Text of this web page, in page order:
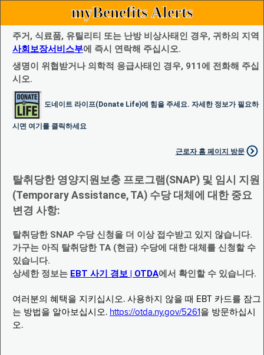
myBenefits Alerts
주거, 식료품, 유틸리티 또는 난방 비상사태인 경우, 귀하의 지역
사회보장서비스부에 즉시 연락해 주십시오.
생명이 위협받거나 의학적 응급사태인 경우, 911에 전화해 주십
시오.
도네이트 라이프(Donate Life)에 힘을 주세요. 자세한 정보가 필요하
시면 여기를 클릭하세요
근로자 홈 페이지 방문
탈취당한 영양지원보충 프로그램(SNAP) 및 임시 지원
(Temporary Assistance, TA) 수당 대체에 대한 중요
변경 사항:
탈취당한 SNAP 수당 신청을 더 이상 접수받고 있지 않습니다.
가구는 아직 탈취당한 TA (현금) 수당에 대한 대체를 신청할 수
있습니다.
상세한 정보는 EBT 사기 경보 | OTDA에서 확인할 수 있습니다.
여러분의 혜택을 지키십시오. 사용하지 않을 때 EBT 카드를 잠그
는 방법을 알아보십시오. https://otda.ny.gov/5261 을 방문하십시
오.